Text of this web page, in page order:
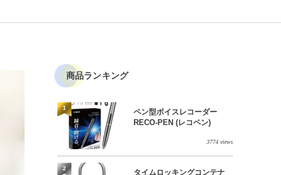
商品ランキング
ペン型ボイスレコーダー
RECO-PEN (レコペン)
3774 views
1
タイムロッキングコンテナ
2